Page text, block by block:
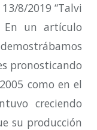
8/2019 “Talvi
En un artículo
pronosticando
como en el
creciendo
su producción